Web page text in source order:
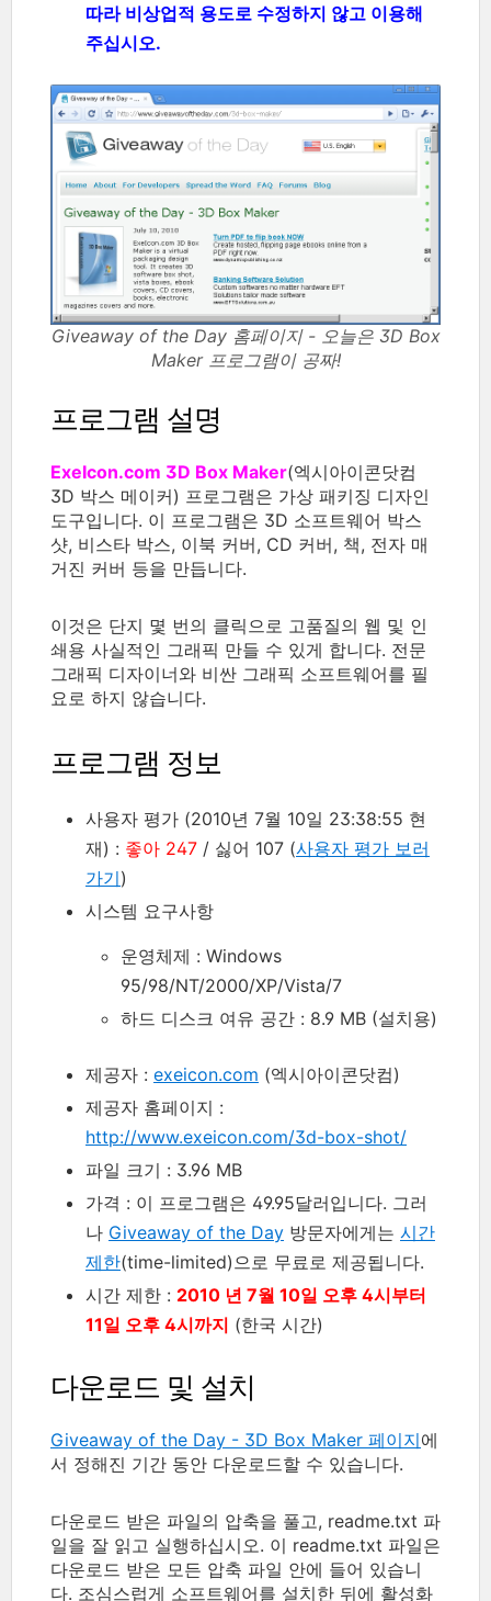
따라 비상업적 용도로 수정하지 않고 이용해
주십시오.
Giveaway of the Day 홈페이지 - 오늘은 3D Box
Maker 프로그램이 공짜!
프로그램 설명
ExeIcon.com 3D Box Maker(엑시아이콘닷컴
3D 박스 메이커) 프로그램은 가상 패키징 디자인
도구입니다. 이 프로그램은 3D 소프트웨어 박스
샷, 비스타 박스, 이북 커버, CD 커버, 책, 전자 매
거진 커버 등을 만듭니다.
이것은 단지 몇 번의 클릭으로 고품질의 웹 및 인
쇄용 사실적인 그래픽 만들 수 있게 합니다. 전문
그래픽 디자이너와 비싼 그래픽 소프트웨어를 필
요로 하지 않습니다.
프로그램 정보
사용자 평가 (2010년 7월 10일 23:38:55 현
재) : 좋아 247 / 싫어 107 (사용자 평가 보러
가기)
시스템 요구사항
운영체제 : Windows
95/98/NT/2000/XP/Vista/7
하드 디스크 여유 공간 : 8.9 MB (설치용)
제공자 : exeicon.com (엑시아이콘닷컴)
제공자 홈페이지 :
http://www.exeicon.com/3d-box-shot/
파일 크기 : 3.96 MB
가격 : 이 프로그램은 49.95달러입니다. 그러
나 Giveaway of the Day 방문자에게는 시간
제한(time-limited)으로 무료로 제공됩니다.
시간 제한 : 2010 년 7월 10일 오후 4시부터
11일 오후 4시까지 (한국 시간)
다운로드 및 설치
Giveaway of the Day - 3D Box Maker 페이지에
서 정해진 기간 동안 다운로드할 수 있습니다.
다운로드 받은 파일의 압축을 풀고, readme.txt 파
일을 잘 읽고 실행하십시오. 이 readme.txt 파일은
다운로드 받은 모든 압축 파일 안에 들어 있습니
다. 조심스럽게 소프트웨어를 설치한 뒤에 활성화